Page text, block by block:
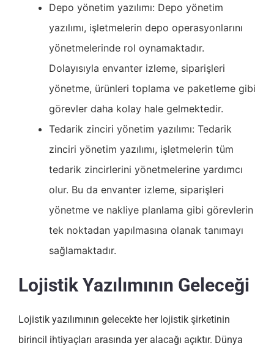
Depo yönetim yazılımı: Depo yönetim
yazılımı, işletmelerin depo operasyonlarını
yönetmelerinde rol oynamaktadır.
Dolayısıyla envanter izleme, siparişleri
yönetme, ürünleri toplama ve paketleme gibi
görevler daha kolay hale gelmektedir.
Tedarik zinciri yönetim yazılımı: Tedarik
zinciri yönetim yazılımı, işletmelerin tüm
tedarik zincirlerini yönetmelerine yardımcı
olur. Bu da envanter izleme, siparişleri
yönetme ve nakliye planlama gibi görevlerin
tek noktadan yapılmasına olanak tanımayı
sağlamaktadır.
Lojistik Yazılımının Geleceği
Lojistik yazılımının gelecekte her lojistik şirketinin
birincil ihtiyaçları arasında yer alacağı açıktır. Dünya